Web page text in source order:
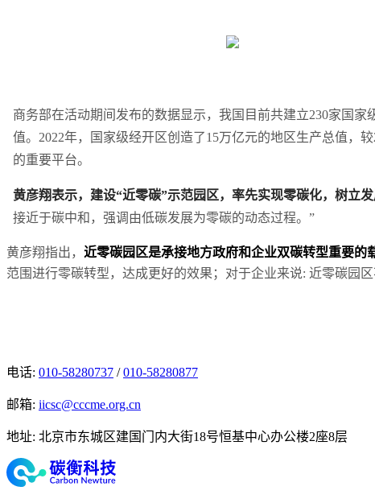
商务部在活动期间发布的数据显示，我国目前共建立230家国
值。2022年，国家级经开区创造了15万亿元的地区生产总值，
的重要平台。
黄彦翔表示，建设“近零碳”示范园区，率先实现零碳化，树立
接近于碳中和，强调由低碳发展为零碳的动态过程。”
黄彦翔指出， 近零碳园区是承接地方政府和企业双碳转型重要的
范围进行零碳转型，达成更好的效果；对于企业来说: 近零碳园
电话: 010-58280737 /010-58280877
邮箱: iicsc@cccme.org.cn
地址: 北京市东城区建国门内大街18号恒基中心办公楼2座8层